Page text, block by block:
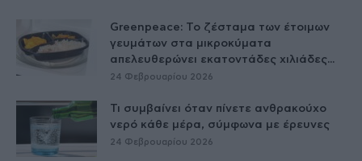
Greenpeace: Το ζέσταμα των έτοιμων
γευμάτων στα μικροκύματα
απελευθερώνει εκατοντάδες χιλιάδες...
24 Φεβρουαρίου 2026
Τι συμβαίνει όταν πίνετε ανθρακούχο
νερό κάθε μέρα, σύμφωνα με έρευνες
24 Φεβρουαρίου 2026